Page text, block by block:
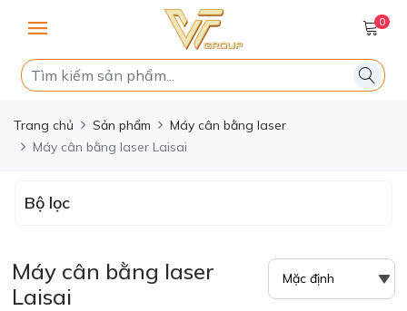
0
Trang chủ Sản phẩm
Máy cân bằng laser
Máy cân bằng laser Laisai
Bộ lọc
Máy cân bằng laser
Laisai